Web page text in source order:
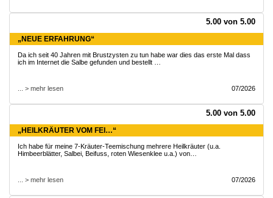
5.00 von 5.00
„NEUE ERFAHRUNG“
Da ich seit 40 Jahren mit Brustzysten zu tun habe war dies das erste Mal dass
ich im Internet die Salbe gefunden und bestellt …
... > mehr lesen 07/2026
5.00 von 5.00
„HEILKRÄUTER VOM FEI…“
Ich habe für meine 7-Kräuter-Teemischung mehrere Heilkräuter (u.a.
Himbeerblätter, Salbei, Beifuss, roten Wiesenklee u.a.) von…
... > mehr lesen 07/2026